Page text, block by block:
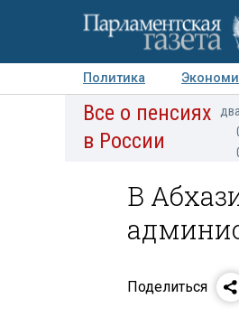
Политика
Авторы Персоны
Все о пенсиях
в России
В
Поделиться